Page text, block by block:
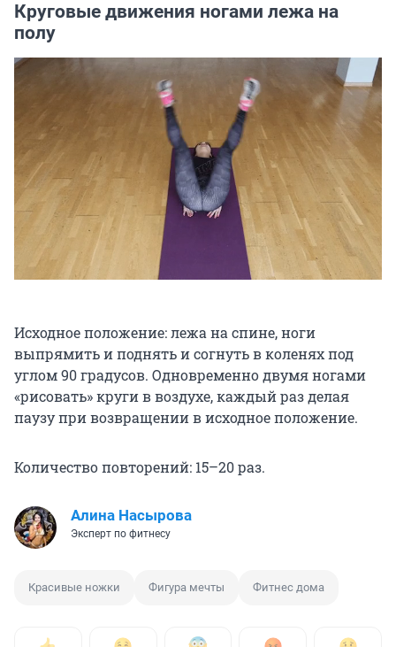
Круговые движения ногами лежа на
полу
Исходное положение: лежа на спине, ноги
выпрямить и поднять и согнуть в коленях под
углом 90 градусов. Одновременно двумя ногами
«рисовать» круги в воздухе, каждый раз делая
паузу при возвращении в исходное положение.
Количество повторений: 15–20 раз.
Алина Насырова
Эксперт по фитнесу
Красивые ножки Фигура мечты Фитнес дома